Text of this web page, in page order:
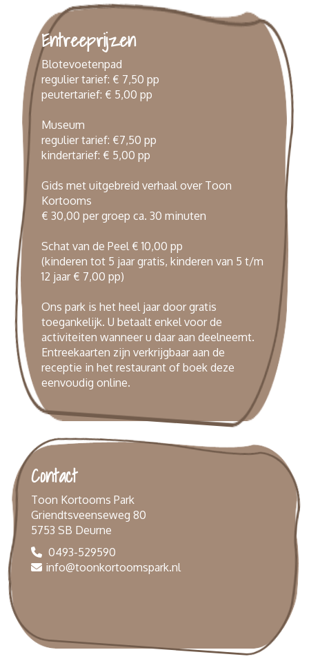
Entreeprijzen
Blotevoetenpad
regulier tarief: € 7,50 pp
peutertarief: € 5,00 pp
Museum
regulier tarief: €7,50 pp
kindertarief: € 5,00 pp
Gids met uitgebreid verhaal over Toon
Kortooms
€ 30,00 per groep ca. 30 minuten
Schat van de Peel € 10,00 pp
(kinderen tot 5 jaar gratis, kinderen van 5 t/m
12 jaar € 7,00 pp)
Ons park is het heel jaar door gratis
toegankelijk. U betaalt enkel voor de
activiteiten wanneer u daar aan deelneemt.
Entreekaarten zijn verkrijgbaar aan de
receptie in het restaurant of boek deze
eenvoudig online.
Contact
Toon Kortooms Park
Griendtsveenseweg 80
5753 SB Deurne
0493-529590
info@toonkortoomspark.nl